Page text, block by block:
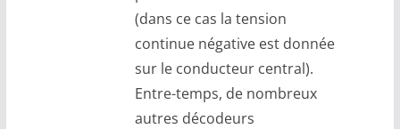
(dans ce cas la tension
continue négative est donnée
sur le conducteur central).
Entre-temps, de nombreux
autres décodeurs